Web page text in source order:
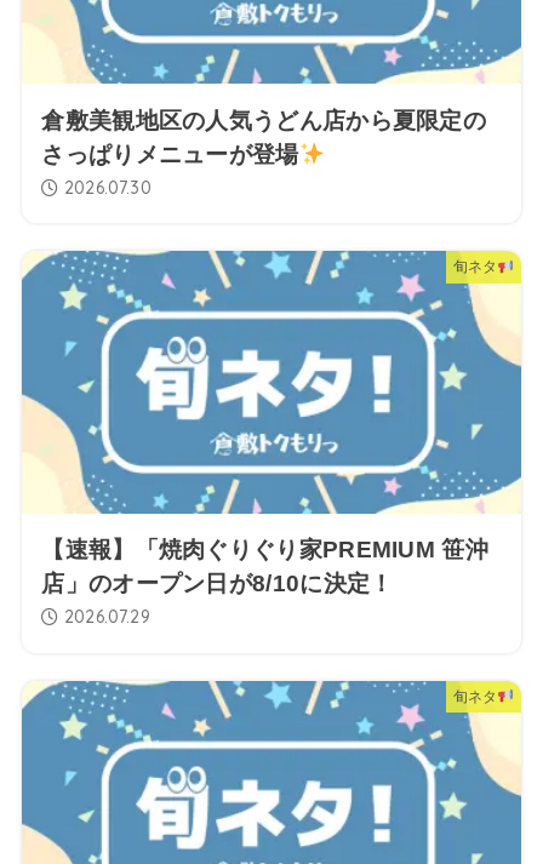
倉敷美観地区の人気うどん店から夏限定の
さっぱりメニューが登場
2026.07.30
旬ネタ
【速報】「焼肉ぐりぐり家PREMIUM 笹沖
店」のオープン日が8/10に決定！
2026.07.29
旬ネタ